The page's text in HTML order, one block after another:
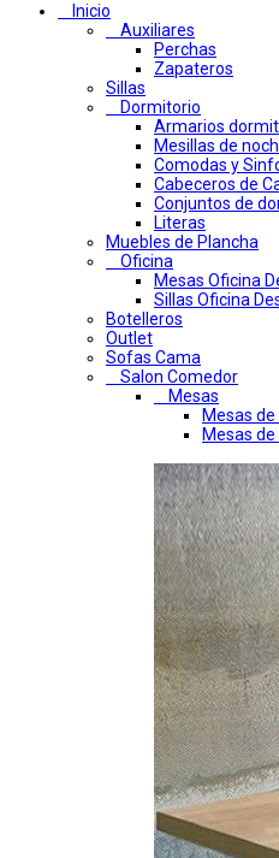
Inicio
Auxiliares
Perchas
Zapateros
Sillas
Dormitorio
Armarios
Mesillas de
Comodas y
Cabeceros de
Conjuntos de
Literas
Muebles de Plancha
Oficina
Mesas Oficina
Sillas Oficina
Botelleros
Outlet
Sofas Cama
Salon Comedor
Mesas
Mesas
Mesas